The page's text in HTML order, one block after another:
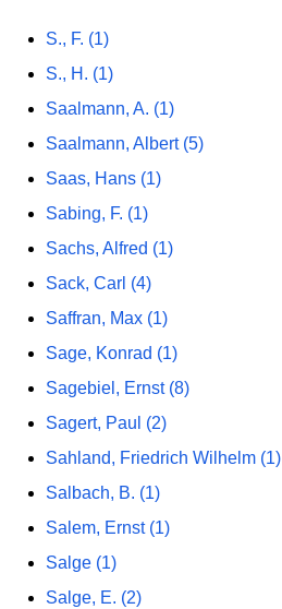
S., F. (1)
S., H. (1)
Saalmann, A. (1)
Saalmann, Albert (5)
Saas, Hans (1)
Sabing, F. (1)
Sachs, Alfred (1)
Sack, Carl (4)
Saffran, Max (1)
Sage, Konrad (1)
Sagebiel, Ernst (8)
Sagert, Paul (2)
Sahland, Friedrich Wilhelm (1)
Salbach, B. (1)
Salem, Ernst (1)
Salge (1)
Salge, E. (2)